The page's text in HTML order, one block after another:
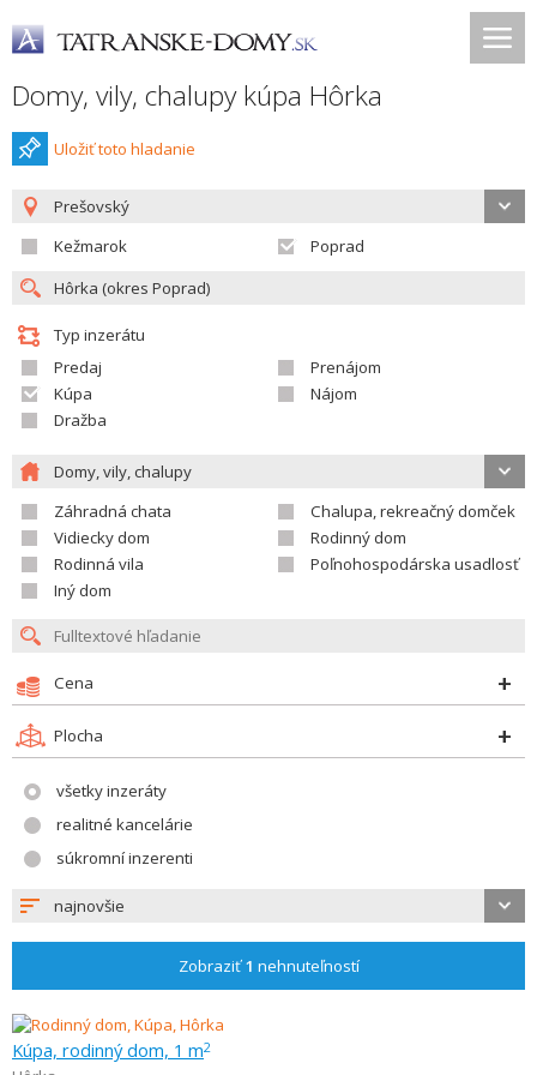
Domy, vily, chalupy kúpa Hôrka
Uložiť toto hladanie
Prešovský
Kežmarok
Poprad
Typ inzerátu
Predaj
Prenájom
Kúpa
Nájom
Dražba
Domy, vily, chalupy
Záhradná chata
Chalupa, rekreačný domček
Vidiecky dom
Rodinný dom
Rodinná vila
Poľnohospodárska usadlosť
Iný dom
Cena
Plocha
všetky inzeráty
realitné kancelárie
súkromní inzerenti
najnovšie
Zobraziť1 nehnuteľností
Kúpa, rodinný dom, 1 m2